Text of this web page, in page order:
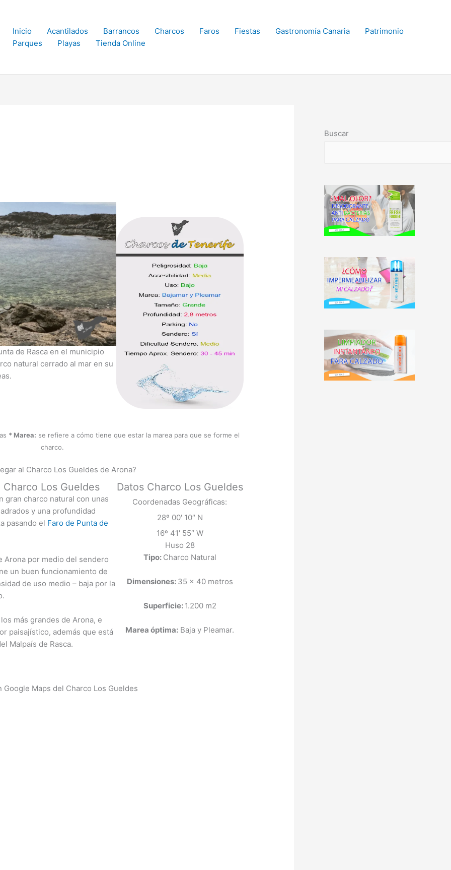
Inicio Acantilados Barrancos Charcos Faros Fiestas Gastronomía Canaria
Patrimonio
Parques
Playas Tienda Online
de Rasca en el municipio
natural cerrado al mar en su
* Marea: se refiere a cómo tiene que estar la marea para que se forme el
charco.
al Charco Los Gueldes de Arona?
Los Gueldes
gran charco natural con unas
y una profundidad
pasando el Faro de Punta de
Arona por medio del sendero
un buen funcionamiento de
de uso medio – baja por la
más grandes de Arona, e
paisajístico, además que está
Malpaís de Rasca.
Datos Charco Los Gueldes
Coordenadas Geográficas:
28º 00′ 10″ N
16º 41′ 55″ W
Huso 28
Tipo: Charco Natural
Dimensiones: 35 x 40 metros
Superficie: 1.200 m2
Marea óptima: Baja y Pleamar.
Google Maps del Charco Los Gueldes
Buscar